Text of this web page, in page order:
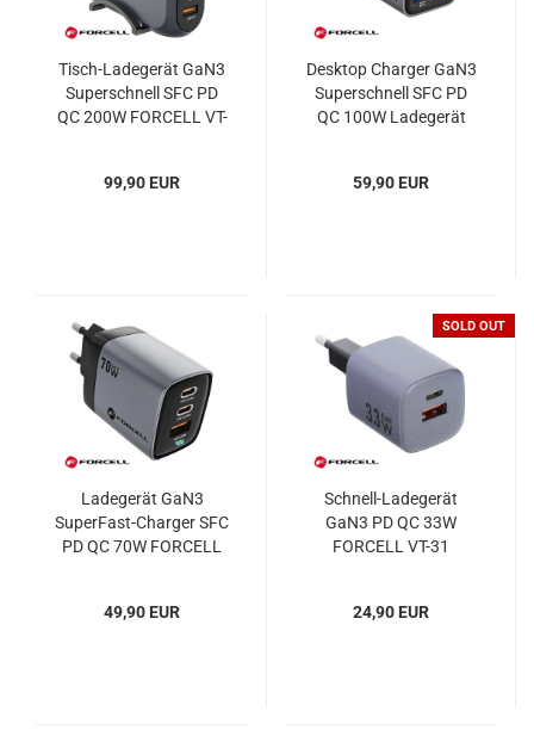
Tisch-Ladegerät GaN3
Superschnell SFC PD
QC 200W FORCELL VT-
99,90 EUR
Desktop Charger GaN3
Superschnell SFC PD
QC 100W Ladegerät
59,90 EUR
Ladegerät GaN3
SuperFast-Charger SFC
PD QC 70W FORCELL
49,90 EUR
SOLD OUT
Schnell-Ladegerät
GaN3 PD QC 33W
FORCELL VT-31
24,90 EUR